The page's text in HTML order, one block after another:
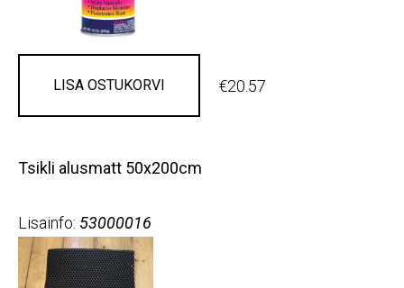
LISA OSTUKORVI €20.57
Tsikli alusmatt 50x200cm
Lisainfo: 53000016